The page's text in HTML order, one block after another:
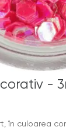
-
în culoarea